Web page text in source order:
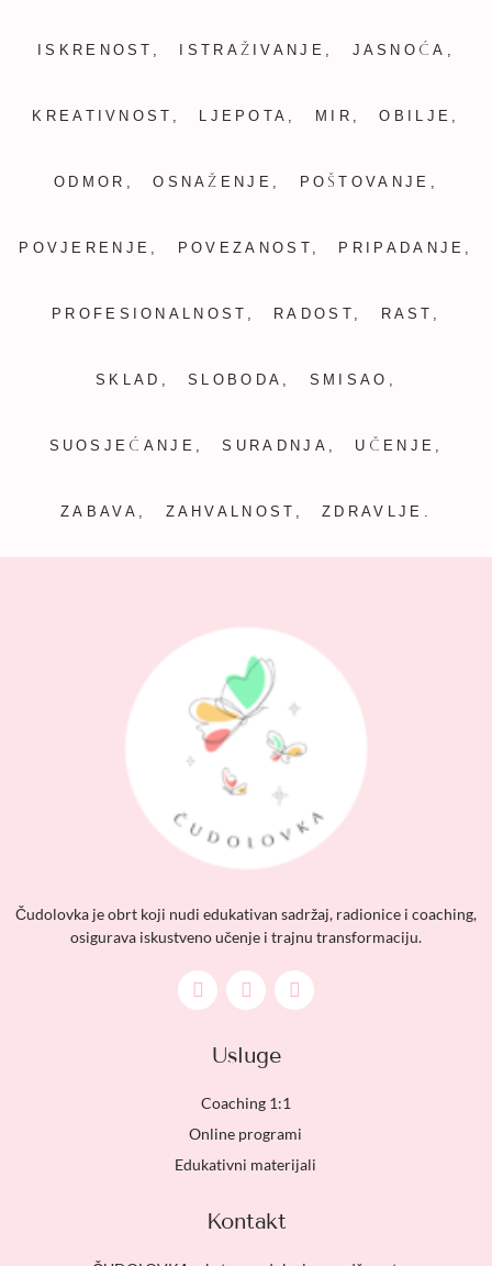
ISKRENOST, ISTRAŽIVANJE, JASNOĆA,
KREATIVNOST, LJEPOTA, MIR, OBILJE,
ODMOR, OSNAŽENJE, POŠTOVANJE,
POVJERENJE, POVEZANOST, PRIPADANJE,
PROFESIONALNOST, RADOST, RAST,
SKLAD, SLOBODA, SMISAO,
SUOSJEĆANJE, SURADNJA, UČENJE,
ZABAVA, ZAHVALNOST, ZDRAVLJE.
Čudolovka je obrt koji nudi edukativan sadržaj, radionice i coaching,
osigurava iskustveno učenje i trajnu transformaciju.
Usluge
Coaching 1:1
Online programi
Edukativni materijali
Kontakt